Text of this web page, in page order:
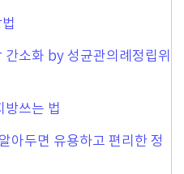
간소화 by 성균관의례정립위
방쓰는 법
아두면 유용하고 편리한 정